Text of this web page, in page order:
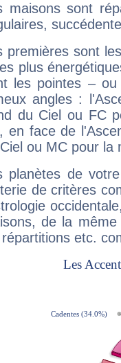
maisons sont
premières sont
plus
les pointes –
angles :
du Ciel ou FC
en face de
ou MC pour la
planètes de
de critères
de la
répartitions etc.